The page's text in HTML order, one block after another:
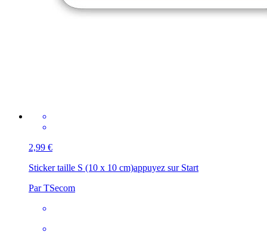
2,99 €
Sticker taille S (10 x 10 cm)appuyez sur Start
Par TSecom